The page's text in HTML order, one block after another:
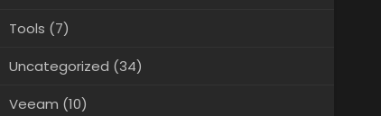
Tools (7)
Uncategorized (34)
Veeam (10)